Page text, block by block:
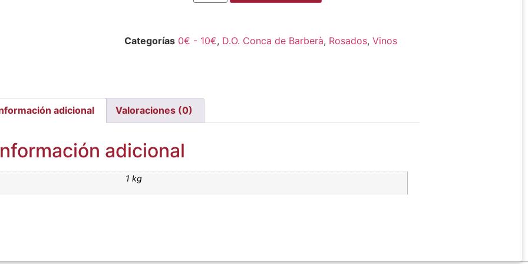
Categorías 0€ - 10€, D.O. Conca de Barberà, Rosados, Vinos
adicional Valoraciones (0)
adicional
1 kg